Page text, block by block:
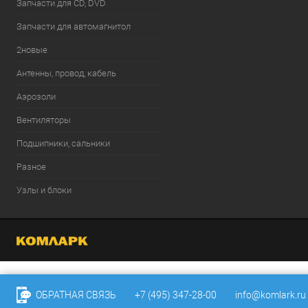
Запчасти для CD, DVD
Запчасти для автомагнитол
2новые
Антенны, провод, кабель
Аэрозоли
Вентиляторы
Подшипники, сальники
Разное
Узлы и блоки
ОБРАТНАЯ СВЯЗЬ +7 (495) 347-28-00 info@komlark.ru